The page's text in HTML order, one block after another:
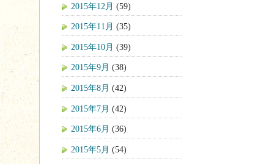
2015年12月 (59)
2015年11月 (35)
2015年10月 (39)
2015年9月 (38)
2015年8月 (42)
2015年7月 (42)
2015年6月 (36)
2015年5月 (54)